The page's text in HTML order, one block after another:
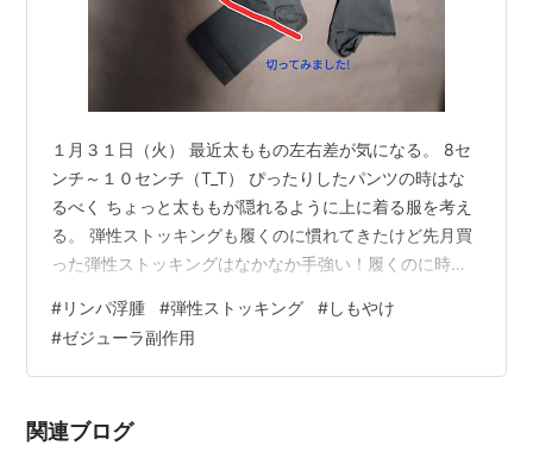
１月３１日（火） 最近太ももの左右差が気になる。 8セ
ンチ～１０センチ（T_T） ぴったりしたパンツの時はな
るべく ちょっと太ももが隠れるように上に着る服を考え
る。 弾性ストッキングも履くのに慣れてきたけど先月買
った弾性ストッキングはなかなか手強い！履くのに時間
緩んでいた弾性ストッキングの上に 片足の弾性ストッキ
ングを履いたりします。 でも、上に履くと二重に足先は
圧迫されてとっても痛い。 そこで思い切って足先を切
い。 うまく履かないと上に上がってしまう。 もう一つ片
#リンパ浮腫 #弾性ストッキング #しもやけ
#ゼジューラ副作用
関連ブログ